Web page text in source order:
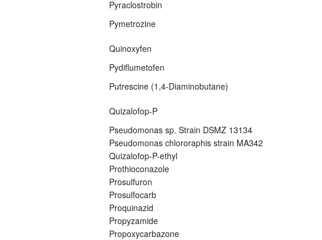
Pyraclostrobin
Pymetrozine
Quinoxyfen
Pydiflumetofen
Putrescine (1,4-Diaminobutane)
Quizalofop-P
Pseudomonas sp. Strain DSMZ 13134
Pseudomonas chlororaphis strain MA342
Quizalofop-P-ethyl
Prothioconazole
Prosulfuron
Prosulfocarb
Proquinazid
Propyzamide
Propoxycarbazone